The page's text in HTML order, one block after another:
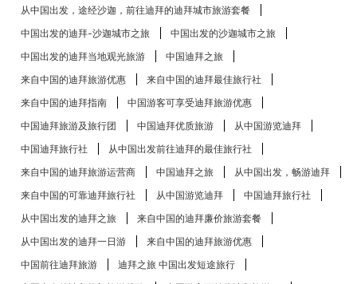
从中国出发，途经沙迦，前往迪拜的迪拜城市旅游套餐
中国出发的迪拜-沙迦城市之旅
中国出发的沙迦城市之旅
中国出发的迪拜当地观光旅游
中国迪拜之旅
来自中国的迪拜旅游优惠
来自中国的迪拜最佳旅行社
来自中国的迪拜指南
中国游客可享受迪拜旅游优惠
中国迪拜旅游及旅行团
中国迪拜优质旅游
从中国游览迪拜
中国迪拜旅行社
从中国出发前往迪拜的最佳旅行社
来自中国的迪拜旅游运营商
中国迪拜之旅
从中国出发，畅游迪拜
来自中国的可靠迪拜旅行社
从中国游览迪拜
中国迪拜旅行社
从中国出发的迪拜之旅
来自中国的迪拜廉价旅游套餐
从中国出发的迪拜一日游
来自中国的迪拜旅游优惠
中国前往迪拜旅游
迪拜之旅 中国出发短途旅行